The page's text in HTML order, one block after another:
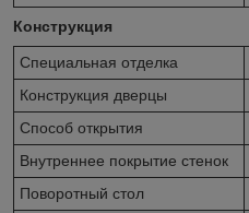
Конструкция
Специальная отделка
Конструкция дверцы
Способ открытия
Внутреннее покрытие стенок
Поворотный стол